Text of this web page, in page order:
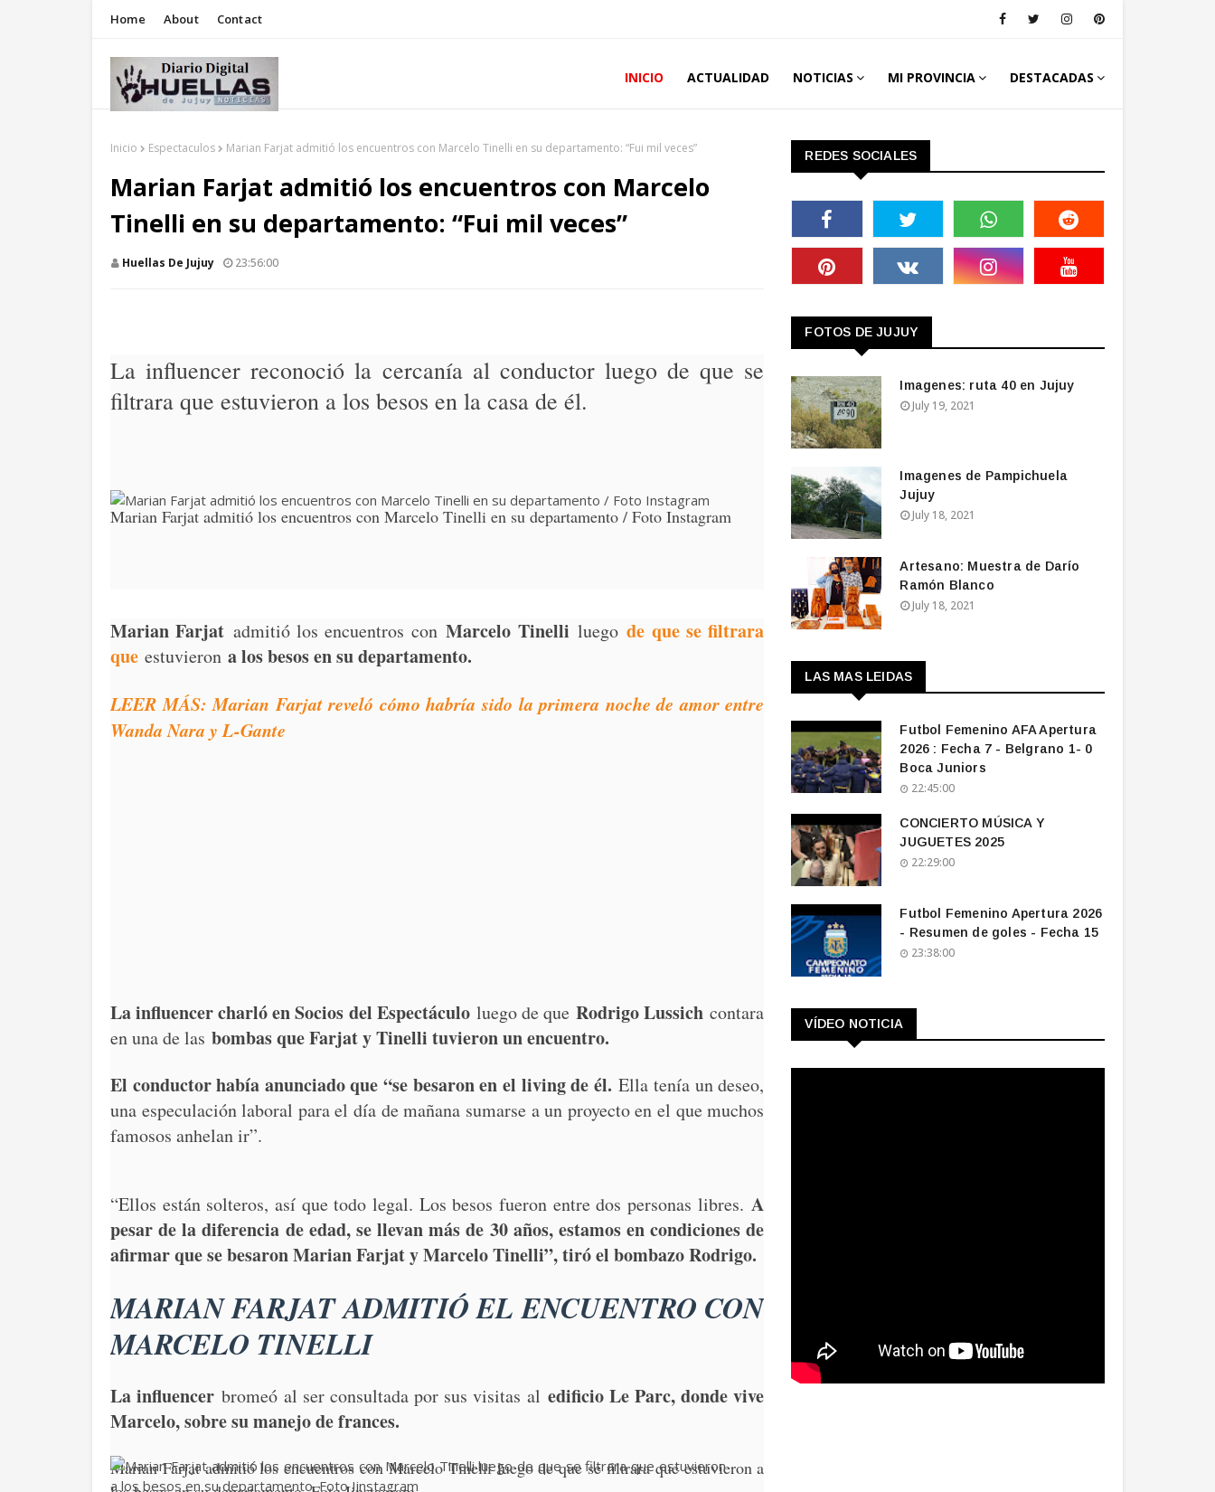
Home About Contact
INICIO ACTUALIDAD NOTICIAS MI PROVINCIA DESTACADAS
Inicio Espectaculos Marian Farjat admitió los encuentros con Marcelo Tinelli en su departamento: “Fui mil veces”
Marian Farjat admitió los encuentros con Marcelo
Tinelli en su departamento: “Fui mil veces”
Huellas De Jujuy 23:56:00
La influencer reconoció la cercanía al conductor luego de que se
filtrara que estuvieron a los besos en la casa de él.
Marian Farjat admitió los encuentros con Marcelo Tinelli en su departamento / Foto Instagram
Marian Farjat admitió los encuentros conMarcelo Tinelli luegode que se filtrara
que estuvieron a los besos en su departamento.
LEER MÁS: Marian Farjat reveló cómo habría sido la primera noche de amor entre
Wanda Nara y L-Gante
La influencer charló en Socios del Espectáculoluego de queRodrigo Lussichcontara
en una de las bombas que Farjat y Tinelli tuvieron un encuentro.
El conductor había anunciado que “se besaron en el living de él.Ella tenía un deseo,
una especulación laboral para el día de mañana sumarse a un proyecto en el que muchos
famosos anhelan ir”.
“Ellos están solteros, así que todo legal. Los besos fueron entre dos personas libres. A
pesar de la diferencia de edad, se llevan más de 30 años, estamos en condiciones de
afirmar que se besaron Marian Farjat y Marcelo Tinelli”, tiró el bombazo Rodrigo.
MARIAN FARJAT ADMITIÓ EL ENCUENTRO CON
MARCELO TINELLI
La influencerbromeó al ser consultada por sus visitas al edificio Le Parc, donde vive
Marcelo, sobre su manejo de frances.
Marian Farjat admitió los encuentros con Marcelo Tinelli luego de que se filtrara que estuvieron a
REDES SOCIALES
FOTOS DE JUJUY
Imagenes: ruta 40 en Jujuy
July 19, 2021
Imagenes de Pampichuela
Jujuy
July 18, 2021
Artesano: Muestra de Darío
Ramón Blanco
July 18, 2021
LAS MAS LEIDAS
Futbol Femenino AFA Apertura
2026 : Fecha 7 - Belgrano 1- 0
Boca Juniors
22:45:00
CONCIERTO MÚSICA Y
JUGUETES 2025
22:29:00
Futbol Femenino Apertura 2026
- Resumen de goles - Fecha 15
23:38:00
VÍDEO NOTICIA